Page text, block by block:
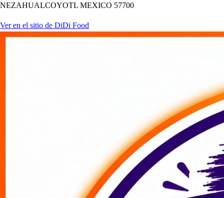
NEZAHUALCOYOTL MEXICO 57700
Ver en el sitio de DiDi Food